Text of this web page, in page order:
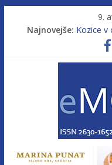
9.
Najnovejše: Kozice v
Leto 9,
Od